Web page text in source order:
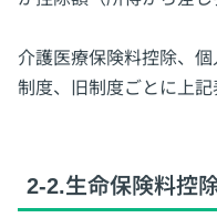
介護医療保険料控除、
制度、旧制度ごとに上記
2-2.生命保険料控